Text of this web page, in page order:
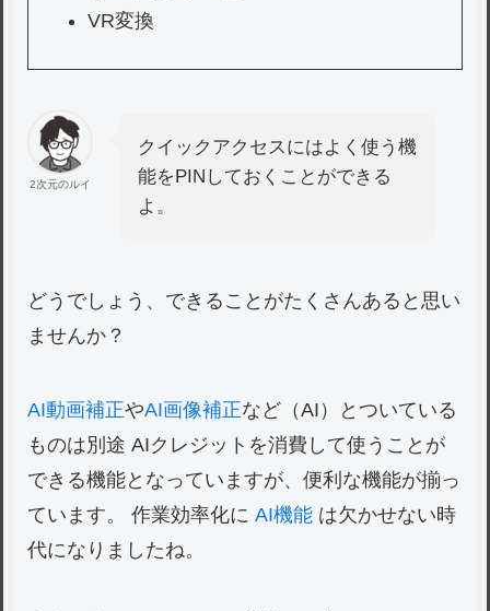
VR変換
2次元のルイ
クイックアクセスにはよく使う機
能をPINしておくことができる
よ。
どうでしょう、できることがたくさんあると思い
ませんか？
AI動画補正やAI画像補正など（AI）とついている
ものは別途 AIクレジットを消費して使うことが
できる機能となっていますが、便利な機能が揃っ
ています。 作業効率化にAI機能 は欠かせない時
代になりましたね。